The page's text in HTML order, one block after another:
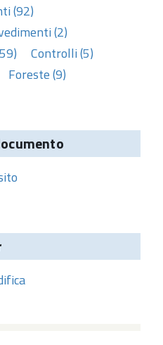
(92)
(2)
Controlli (5)
Foreste (9)